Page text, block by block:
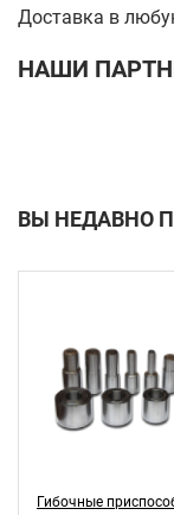
Доставка в
НАШИ
ВЫ НЕДАВНО
Гибочные